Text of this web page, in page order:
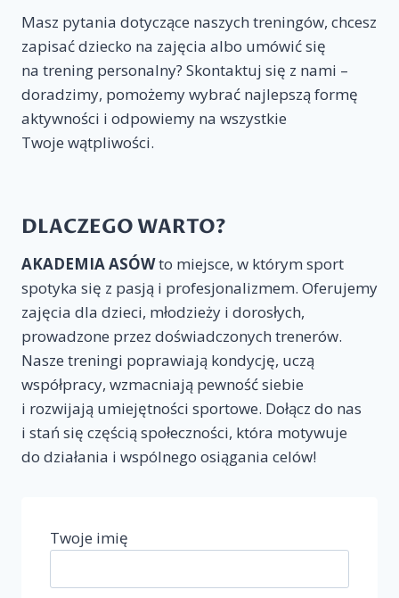
Masz pytania dotyczące naszych treningów, chcesz
zapisać dziecko na zajęcia albo umówić się
na trening personalny? Skontaktuj się z nami –
doradzimy, pomożemy wybrać najlepszą formę
aktywności i odpowiemy na wszystkie
Twoje wątpliwości.
DLACZEGO WARTO?
AKADEMIA ASÓWto miejsce, w którym sport
spotyka się z pasją i profesjonalizmem. Oferujemy
zajęcia dla dzieci, młodzieży i dorosłych,
prowadzone przez doświadczonych trenerów.
Nasze treningi poprawiają kondycję, uczą
współpracy, wzmacniają pewność siebie
i rozwijają umiejętności sportowe. Dołącz do nas
i stań się częścią społeczności, która motywuje
do działania i wspólnego osiągania celów!
Twoje imię